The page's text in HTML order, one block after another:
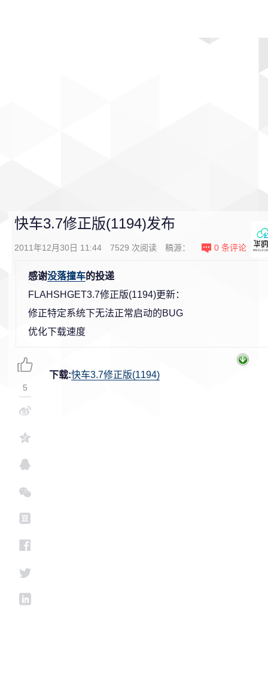
快车3.7修正版(1194)发布
2011年12月30日 11:44 7529 次阅读 稿源： 0 条评论
感谢没落撞车的投递
FLAHSHGET3.7修正版(1194)更新：
修正特定系统下无法正常启动的BUG
优化下载速度
下载:快车3.7修正版(1194)
5